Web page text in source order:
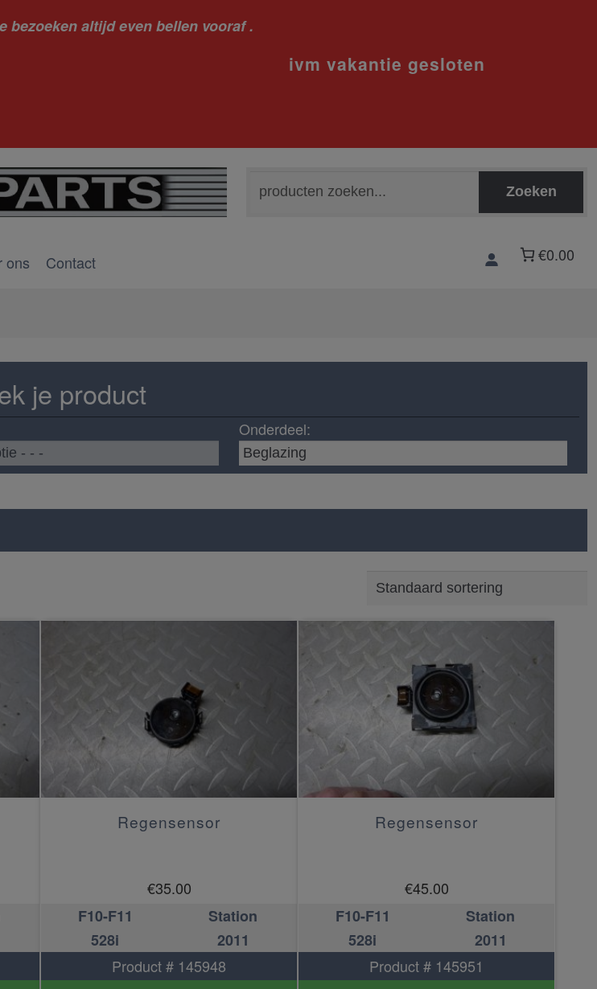
bezoeken altijd even bellen vooraf .
gesloten
naar:
Zoeken
ons Contact €0.00
je product
Onderdeel:
Regensensor
€35.00
F10-F11
Station
528i
2011
Product # 145948
Regensensor
€45.00
F10-F11
Station
528i
2011
Product # 145951